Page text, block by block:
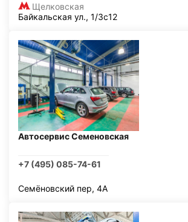
Щелковская
Байкальская ул., 1/3с12
Автосервис Семеновская
+7 (495) 085-74-61
Семёновский пер, 4А